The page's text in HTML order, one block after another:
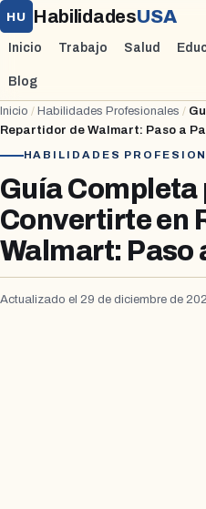
HU HabilidadesUSA
Inicio Trabajo Salud
Blog
Inicio / Habilidades Profesionales /
Repartidor de Walmart: Paso a
HABILIDADES
Guía Completa
Convertirte en
Walmart: Paso
Actualizado el 29 de diciembre de